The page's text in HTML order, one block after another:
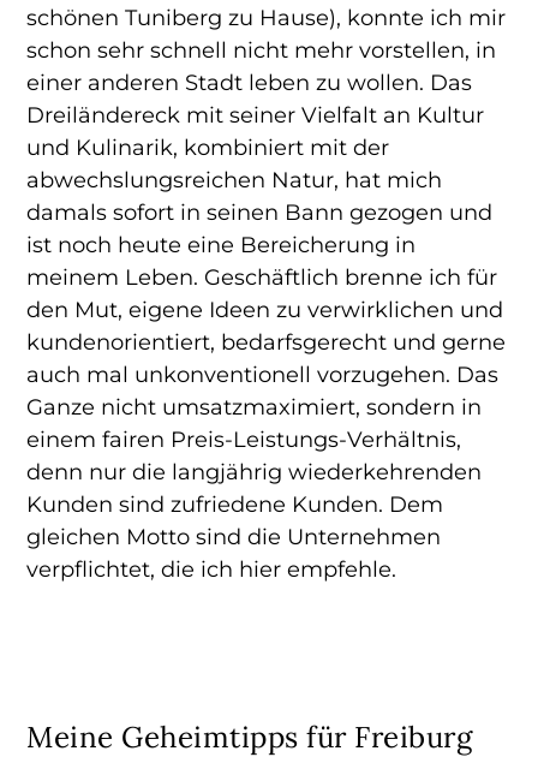
schönen Tuniberg zu Hause), konnte ich mir
schon sehr schnell nicht mehr vorstellen, in
einer anderen Stadt leben zu wollen. Das
Dreiländereck mit seiner Vielfalt an Kultur
und Kulinarik, kombiniert mit der
abwechslungsreichen Natur, hat mich
damals sofort in seinen Bann gezogen und
ist noch heute eine Bereicherung in
meinem Leben. Geschäftlich brenne ich für
den Mut, eigene Ideen zu verwirklichen und
kundenorientiert, bedarfsgerecht und gerne
auch mal unkonventionell vorzugehen. Das
Ganze nicht umsatzmaximiert, sondern in
einem fairen Preis-Leistungs-Verhältnis,
denn nur die langjährig wiederkehrenden
Kunden sind zufriedene Kunden. Dem
gleichen Motto sind die Unternehmen
verpflichtet, die ich hier empfehle.
Meine Geheimtipps für Freiburg